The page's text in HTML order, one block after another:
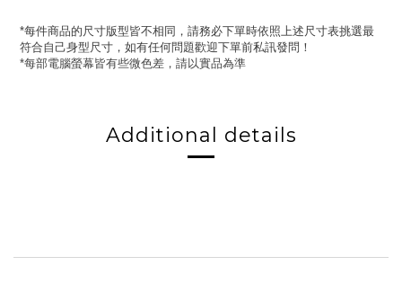
*每件商品的尺寸版型皆不相同，請務必下單時依照上述尺寸表挑選最
符合自己身型尺寸，如有任何問題歡迎下單前私訊發問！
*每部電腦螢幕皆有些微色差，請以實品為準
Additional details